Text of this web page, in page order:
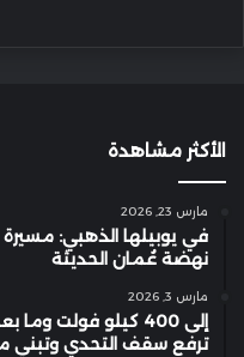
الأكثر مشاهدة
مارس 23, 2026
في يوبيلها الذهبي:
نهضة عُمان الحديثة
مارس 3, 2026
إلى 400 كيلو فولت
ترفع سقف التحدي